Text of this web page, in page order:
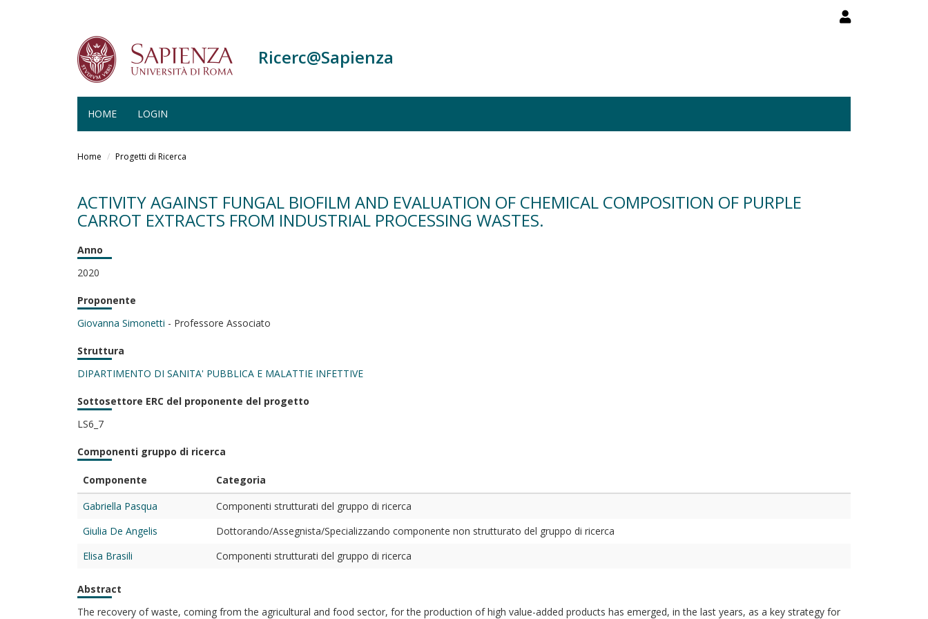
Ricerc@Sapienza
HOME LOGIN
Home Progetti di Ricerca
ACTIVITY AGAINST FUNGAL BIOFILM AND EVALUATION OF CHEMICAL COMPOSITION OF PURPLE
CARROT EXTRACTS FROM INDUSTRIAL PROCESSING WASTES.
Anno
2020
Proponente
Giovanna Simonetti - Professore Associato
Struttura
DIPARTIMENTO DI SANITA' PUBBLICA E MALATTIE INFETTIVE
Sottosettore ERC del proponente del progetto
LS6_7
Componenti gruppo di ricerca
Componente
Categoria
Gabriella Pasqua
Componenti strutturati del gruppo di ricerca
Giulia De Angelis
Dottorando/Assegnista/Specializzando componente non strutturato del gruppo di ricerca
Elisa Brasili
Componenti strutturati del gruppo di ricerca
Abstract
The recovery of waste, coming from the agricultural and food sector, for the production of high value-added products has emerged, in the last years, as a key strategy for